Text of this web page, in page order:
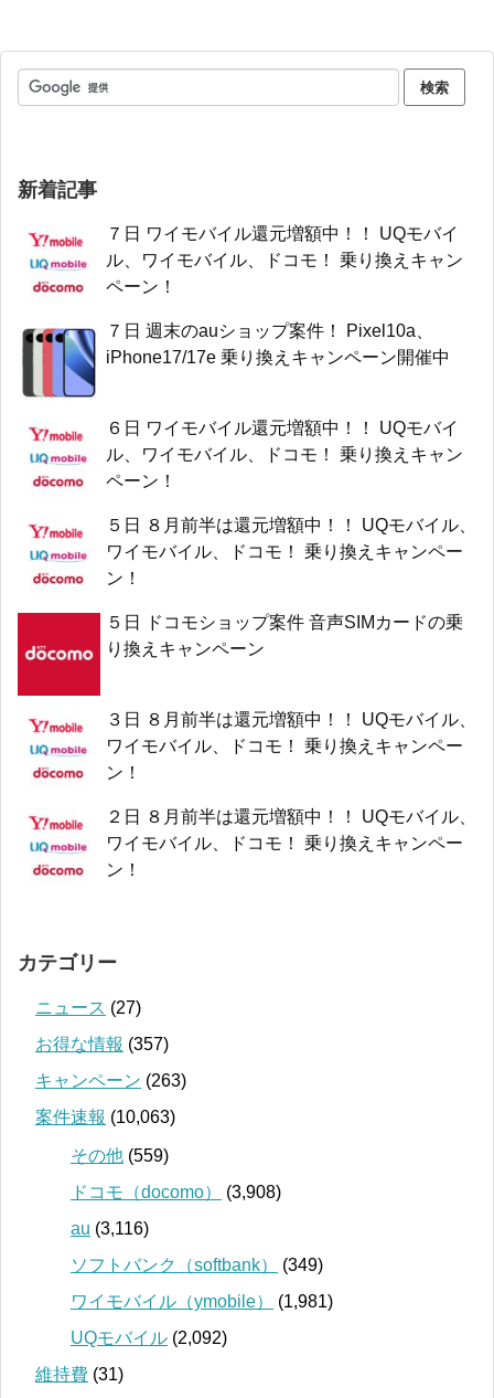
新着記事
７日 ワイモバイル還元増額中！！ UQモバイ
ル、ワイモバイル、ドコモ！ 乗り換えキャン
ペーン！
７日 週末のauショップ案件！ Pixel10a、
iPhone17/17e 乗り換えキャンペーン開催中
６日 ワイモバイル還元増額中！！ UQモバイ
ル、ワイモバイル、ドコモ！ 乗り換えキャン
ペーン！
５日 ８月前半は還元増額中！！ UQモバイル、
ワイモバイル、ドコモ！ 乗り換えキャンペー
ン！
５日 ドコモショップ案件 音声SIMカードの乗
り換えキャンペーン
３日 ８月前半は還元増額中！！ UQモバイル、
ワイモバイル、ドコモ！ 乗り換えキャンペー
ン！
２日 ８月前半は還元増額中！！ UQモバイル、
ワイモバイル、ドコモ！ 乗り換えキャンペー
ン！
カテゴリー
ニュース (27)
お得な情報 (357)
キャンペーン (263)
案件速報 (10,063)
その他 (559)
ドコモ（docomo）
(3,908)
au (3,116)
ソフトバンク（softbank）
(349)
ワイモバイル（ymobile）
(1,981)
UQモバイル (2,092)
維持費 (31)